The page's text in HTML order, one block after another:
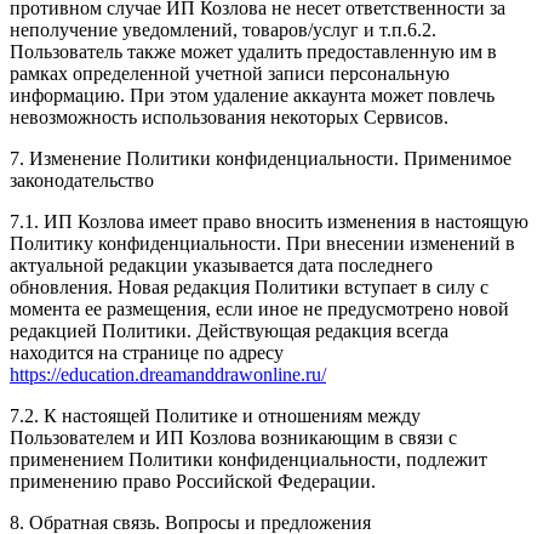
противном случае ИП Козлова не несет ответственности за
неполучение уведомлений, товаров/услуг и т.п.6.2.
Пользователь также может удалить предоставленную им в
рамках определенной учетной записи персональную
информацию. При этом удаление аккаунта может повлечь
невозможность использования некоторых Сервисов.
7. Изменение Политики конфиденциальности. Применимое
законодательство
7.1. ИП Козлова имеет право вносить изменения в настоящую
Политику конфиденциальности. При внесении изменений в
актуальной редакции указывается дата последнего
обновления. Новая редакция Политики вступает в силу с
момента ее размещения, если иное не предусмотрено новой
редакцией Политики. Действующая редакция всегда
находится на странице по адресу
https://education.dreamanddrawonline.ru/
7.2. К настоящей Политике и отношениям между
Пользователем и ИП Козлова возникающим в связи с
применением Политики конфиденциальности, подлежит
применению право Российской Федерации.
8. Обратная связь. Вопросы и предложения